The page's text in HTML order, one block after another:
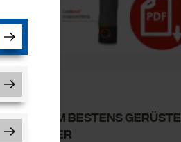
bestens
Winter